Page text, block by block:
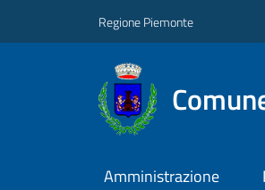
Regione Piemonte
Amministrazione